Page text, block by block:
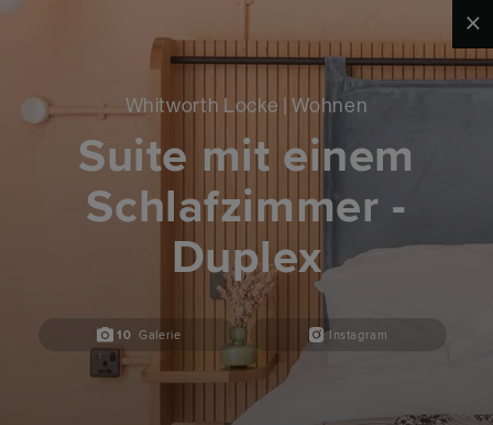
Whitworth Locke | Wohnen
Suite mit einem
Schlafzimmer -
Duplex
10 Galerie Instagram